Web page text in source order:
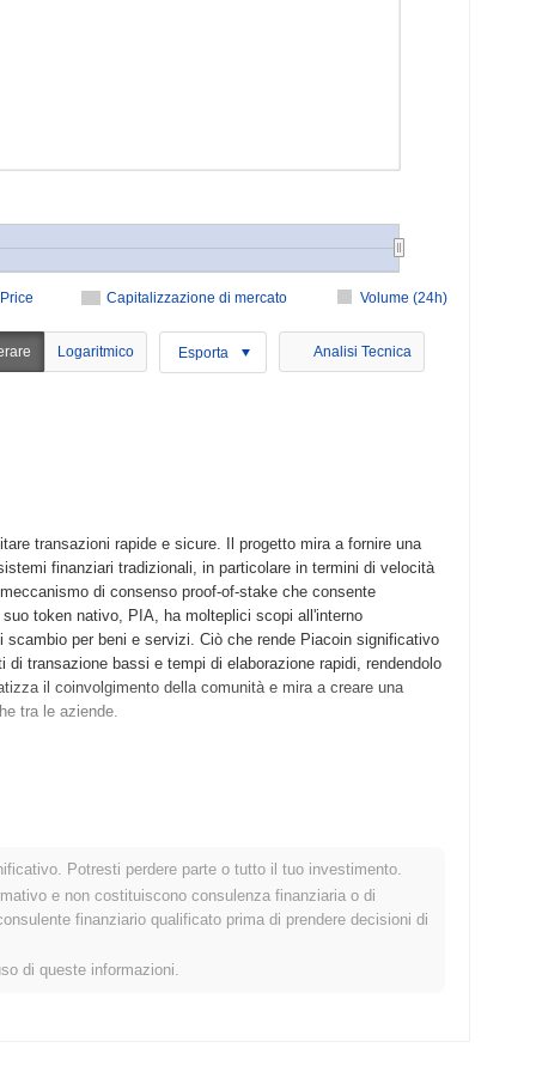
Capitalizzazione di mercato Volume (24h)
Price
Logaritmico Esporta Analisi Tecnica
transazioni rapide e sicure. Il progetto mira a fornire una
finanziari tradizionali, in particolare in termini di velocità
di consenso proof-of-stake che consente
token nativo, PIA, ha molteplici scopi all'interno
per beni e servizi. Ciò che rende Piacoin significativo
transazione bassi e tempi di elaborazione rapidi, rendendolo
il coinvolgimento della comunità e mira a creare una
tra le aziende.
decentralizzata che potesse facilitare transazioni peer-to-
token Piacoin. Lo sviluppo iniziale si è concentrato
della comunità. La distribuzione iniziale di Piacoin è
minare la moneta fin dall'inizio senza una prevendita o
la decentralizzazione e il coinvolgimento della comunità fin
Potresti perdere parte o tutto il tuo investimento.
e non costituiscono consulenza finanziaria o di
finanziario qualificato prima di prendere decisioni di
di queste informazioni.